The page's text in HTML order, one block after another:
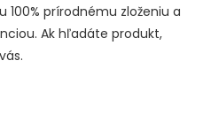
prírodnému zloženiu a
Ak hľadáte produkt,